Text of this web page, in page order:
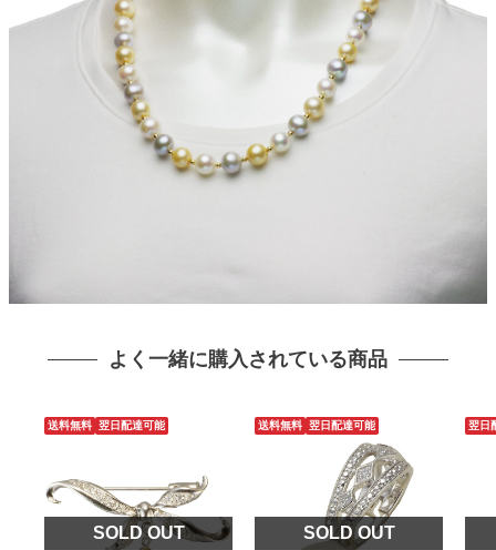
よく一緒に購入されている商品
送料無料 翌日配達可能
SOLD OUT
送料無料 翌日配達可能
SOLD OUT
翌日